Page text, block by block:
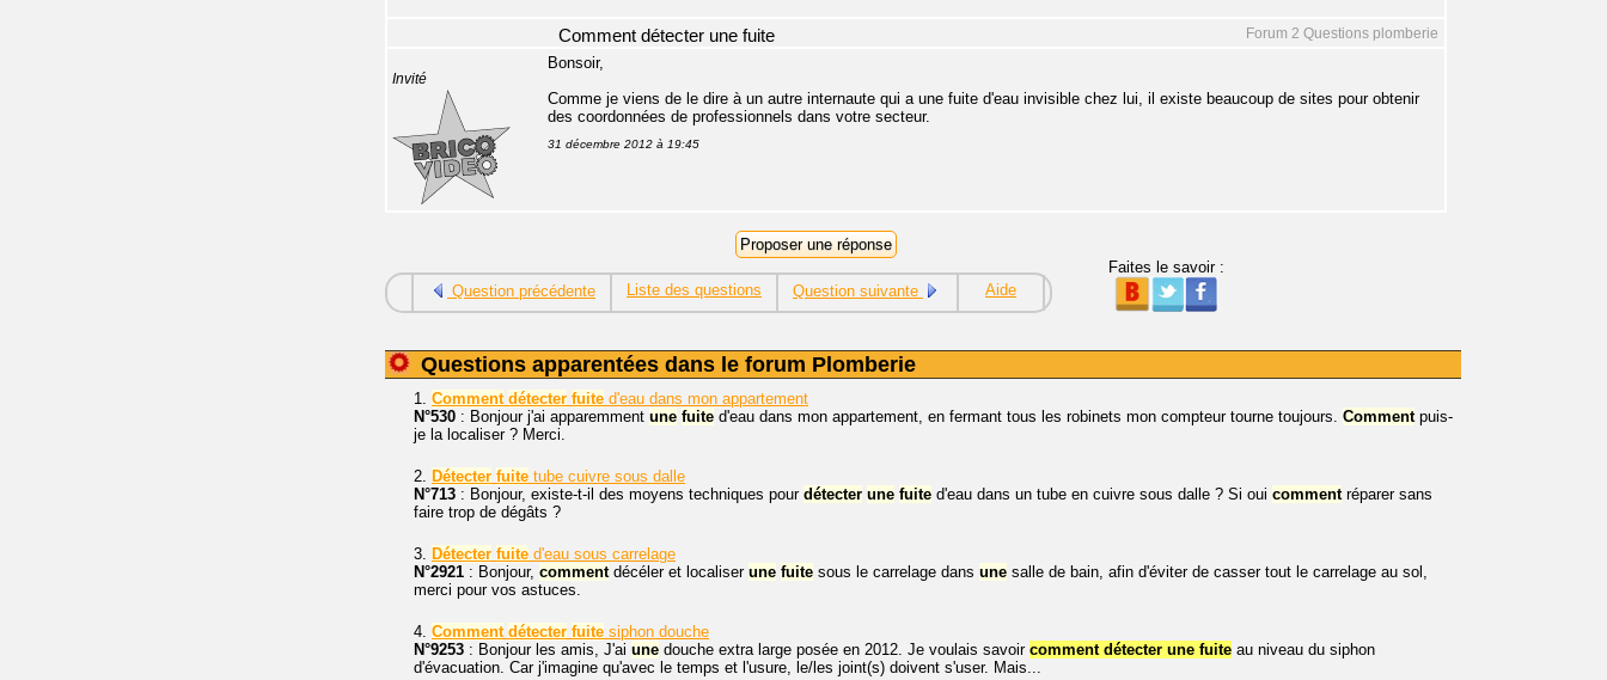
Forum 2 Questions plomberie
Comment détecter une fuite
Invité
Bonsoir,
Comme je viens de le dire à un autre internaute qui a une fuite d'eau invisible chez lui, il existe beaucoup de sites pour obtenir
des coordonnées de professionnels dans votre secteur.
31 décembre 2012 à 19:45
Question précédente Liste des questions Question suivante Aide
Faites le savoir :
Questions apparentées dans le forum Plomberie
1. Comment détecter fuite d'eau dans mon appartement
N°530 : Bonjour j'ai apparemment une fuite d'eau dans mon appartement, en fermant tous les robinets mon compteur tourne toujours. Commentpuis-
je la localiser ? Merci.
2. Détecter fuite tube cuivre sous dalle
N°713 : Bonjour, existe-t-il des moyens techniques pour détecter une fuite d'eau dans un tube en cuivre sous dalle ? Si oui commentréparer sans
faire trop de dégâts ?
3. Détecter fuite d'eau sous carrelage
N°2921 : Bonjour, commentdécéler et localiser une fuite sous le carrelage dans une salle de bain, afin d'éviter de casser tout le carrelage au sol,
merci pour vos astuces.
4. Comment détecter fuite siphon douche
N°9253 : Bonjour les amis, J'ai une douche extra large posée en 2012. Je voulais savoir comment détecter une fuite au niveau du siphon
d'évacuation. Car j'imagine qu'avec le temps et l'usure, le/les joint(s) doivent s'user. Mais...